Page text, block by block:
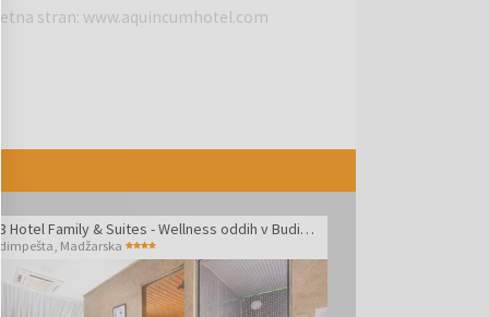
stran: www.aquincumhotel.com
Bo33 Hotel Family & Suites - Wellness oddih v Budimpešti
Madžarska